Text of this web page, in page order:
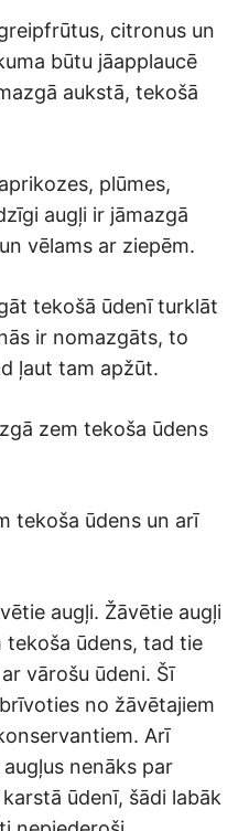
citronus un
būtu jāapplaucē
aukstā, tekošā
plūmes,
augļi ir jāmazgā
vēlams ar ziepēm.
tekošā ūdenī turklāt
ir nomazgāts, to
ļaut tam apžūt.
zem tekoša ūdens
tekoša ūdens un arī
augļi. Žāvētie augļi
tekoša ūdens, tad tie
vārošu ūdeni. Šī
no žāvētajiem
Arī
nenāks par
ūdenī, šādi labāk